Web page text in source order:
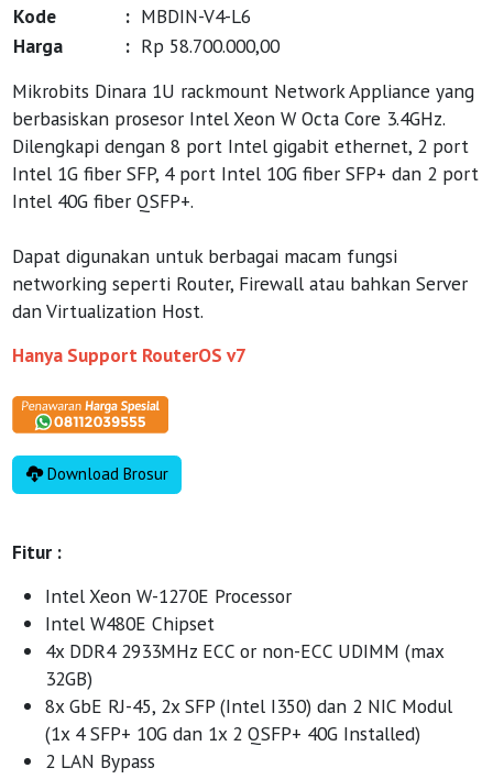
Kode
: MBDIN-V4-L6
Harga
: Rp 58.700.000,00
Mikrobits Dinara 1U rackmount Network Appliance yang
berbasiskan prosesor Intel Xeon W Octa Core 3.4GHz.
Dilengkapi dengan 8 port Intel gigabit ethernet, 2 port
Intel 1G fiber SFP, 4 port Intel 10G fiber SFP+ dan 2 port
Intel 40G fiber QSFP+.
Dapat digunakan untuk berbagai macam fungsi
networking seperti Router, Firewall atau bahkan Server
dan Virtualization Host.
Hanya Support RouterOS v7
Download Brosur
Fitur :
Intel Xeon W-1270E Processor
Intel W480E Chipset
4x DDR4 2933MHz ECC or non-ECC UDIMM (max
32GB)
8x GbE RJ-45, 2x SFP (Intel I350) dan 2 NIC Modul
(1x 4 SFP+ 10G dan 1x 2 QSFP+ 40G Installed)
2 LAN Bypass